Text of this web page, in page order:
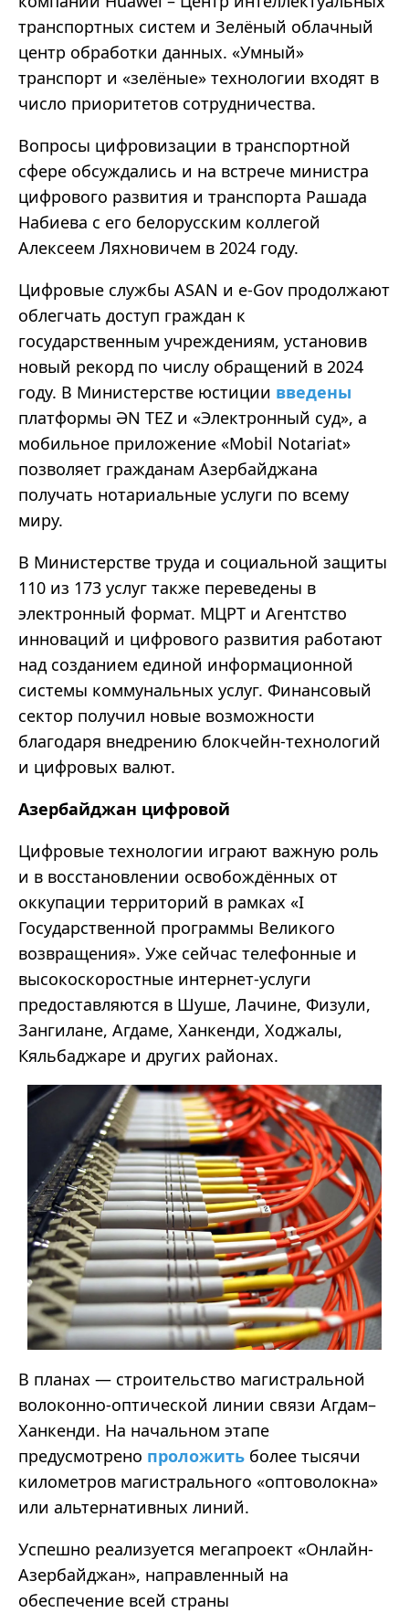
транспортных систем и Зелёный облачный
центр обработки данных. «Умный»
транспорт и «зелёные» технологии входят в
число приоритетов сотрудничества.
Вопросы цифровизации в транспортной
сфере обсуждались и на встрече министра
цифрового развития и транспорта Рашада
Набиева с его белорусским коллегой
Алексеем Ляхновичем в 2024 году.
Цифровые службы ASAN и e-Gov продолжают
облегчать доступ граждан к
государственным учреждениям, установив
новый рекорд по числу обращений в 2024
году. В Министерстве юстиции введены
платформы ƏN TEZ и «Электронный суд», а
мобильное приложение «Mobil Notariat»
позволяет гражданам Азербайджана
получать нотариальные услуги по всему
миру.
В Министерстве труда и социальной защиты
110 из 173 услуг также переведены в
электронный формат. МЦРТ и Агентство
инноваций и цифрового развития работают
над созданием единой информационной
системы коммунальных услуг. Финансовый
сектор получил новые возможности
благодаря внедрению блокчейн-технологий
и цифровых валют.
Азербайджан цифровой
Цифровые технологии играют важную роль
и в восстановлении освобождённых от
оккупации территорий в рамках «I
Государственной программы Великого
возвращения». Уже сейчас телефонные и
высокоскоростные интернет-услуги
предоставляются в Шуше, Лачине, Физули,
Зангилане, Агдаме, Ханкенди, Ходжалы,
Кяльбаджаре и других районах.
В планах — строительство магистральной
волоконно-оптической линии связи Агдам–
Ханкенди. На начальном этапе
предусмотрено проложить более тысячи
километров магистрального «оптоволокна»
или альтернативных линий.
Успешно реализуется мегапроект «Онлайн-
Азербайджан», направленный на
обеспечение всей страны